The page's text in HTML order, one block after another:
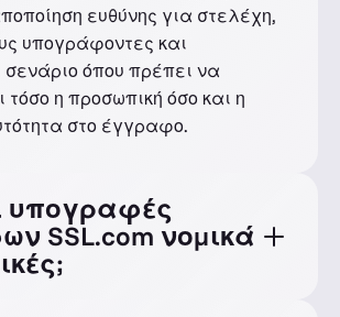
ευθύνης για στελέχη,
υπογράφοντες και
σενάριο όπου πρέπει να
τόσο η προσωπική όσο και η
στο έγγραφο.
υπογραφές
SSL.com νομικά